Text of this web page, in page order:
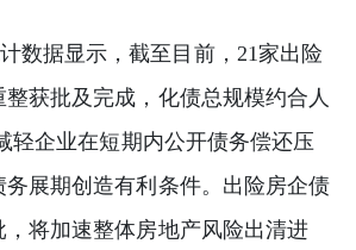
数据显示，截至目前，21家出险
获批及完成，化债总规模约合人
轻企业在短期内公开债务偿还压
务展期创造有利条件。出险房企债
将加速整体房地产风险出清进